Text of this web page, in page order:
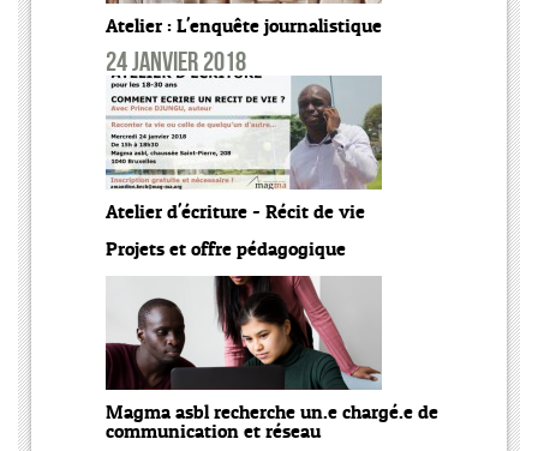
Atelier : L'enquête journalistique
24 janvier 2018
Atelier d'écriture - Récit de vie
Projets et offre pédagogique
Magma asbl recherche un.e chargé.e de
communication et réseau